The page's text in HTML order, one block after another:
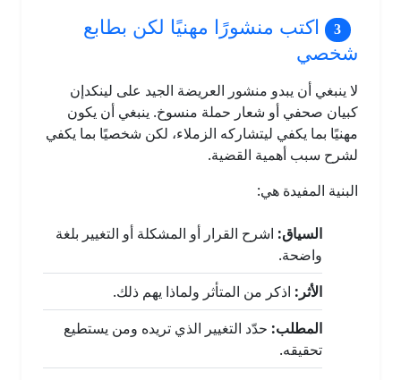
اكتب منشورًا مهنيًا لكن بطابع
شخصي
لا ينبغي أن يبدو منشور العريضة الجيد على لينكدإن
كبيان صحفي أو شعار حملة منسوخ. ينبغي أن يكون
مهنيًا بما يكفي ليتشاركه الزملاء، لكن شخصيًا بما يكفي
لشرح سبب أهمية القضية.
البنية المفيدة هي:
السياق: اشرح القرار أو المشكلة أو التغيير بلغة
واضحة.
الأثر: اذكر من المتأثر ولماذا يهم ذلك.
المطلب: حدّد التغيير الذي تريده ومن يستطيع
تحقيقه.